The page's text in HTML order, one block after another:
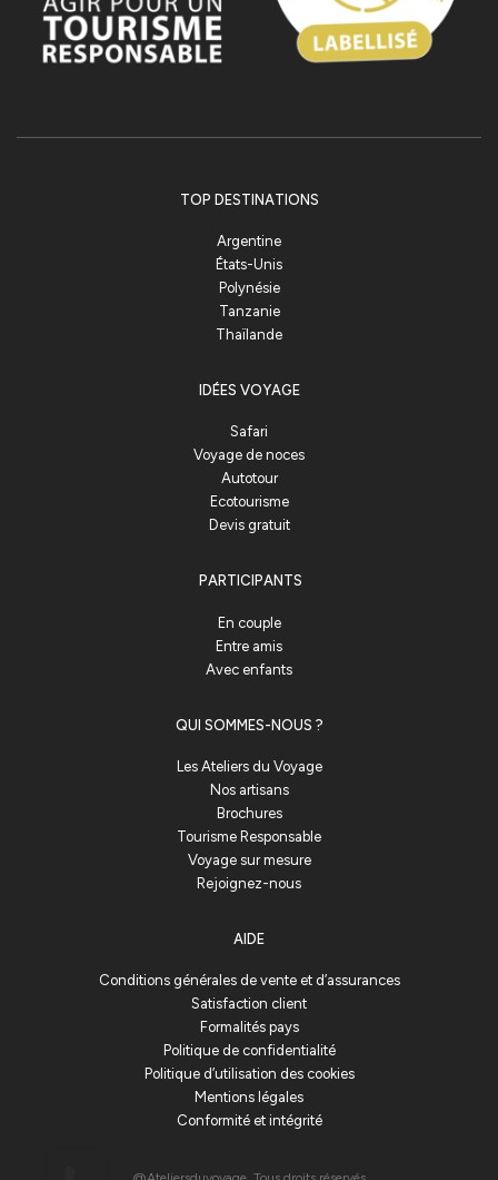
TOP DESTINATIONS
Argentine
États-Unis
Polynésie
Tanzanie
Thaïlande
IDÉES VOYAGE
Safari
Voyage de noces
Autotour
Ecotourisme
Devis gratuit
PARTICIPANTS
En couple
Entre amis
Avec enfants
QUI SOMMES-NOUS ?
Les Ateliers du Voyage
Nos artisans
Brochures
Tourisme Responsable
Voyage sur mesure
Rejoignez-nous
AIDE
Conditions générales de vente et d’assurances
Satisfaction client
Formalités pays
Politique de confidentialité
Politique d’utilisation des cookies
Mentions légales
Conformité et intégrité